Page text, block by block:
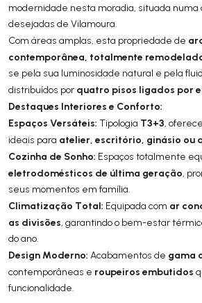
modernidade nesta moradia, situada numa
desejadas de Vilamoura.
Com áreas amplas, esta propriedade de
contemporânea, totalmente
se pela sua luminosidade natural e pela
distribuídos por quatro pisos ligados por
Destaques Interiores e Conforto:
Espaços Versáteis: Tipologia T3+3,
ideais para atelier, escritório, ginásio ou
Cozinha de Sonho: Espaços totalmente
eletrodomésticos de última geração,
seus momentos em família.
Climatização Total: Equipada com ar
as divisões, garantindo o bem-estar
do ano.
Design Moderno: Acabamentos de gama
contemporâneas e roupeiros embutidos
funcionalidade.